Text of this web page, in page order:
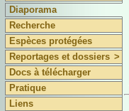
Diaporama
Recherche
Espèces protégées
Reportages et dossiers >
Docs à télécharger
Pratique
Liens